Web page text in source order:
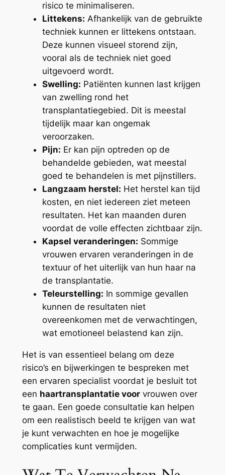
risico te minimaliseren.
Littekens: Afhankelijk van de gebruikte
techniek kunnen er littekens ontstaan.
Deze kunnen visueel storend zijn,
vooral als de techniek niet goed
uitgevoerd wordt.
Swelling: Patiënten kunnen last krijgen
van zwelling rond het
transplantatiegebied. Dit is meestal
tijdelijk maar kan ongemak
veroorzaken.
Pijn: Er kan pijn optreden op de
behandelde gebieden, wat meestal
goed te behandelen is met pijnstillers.
Langzaam herstel: Het herstel kan tijd
kosten, en niet iedereen ziet meteen
resultaten. Het kan maanden duren
voordat de volle effecten zichtbaar zijn.
Kapsel veranderingen: Sommige
vrouwen ervaren veranderingen in de
textuur of het uiterlijk van hun haar na
de transplantatie.
Teleurstelling: In sommige gevallen
kunnen de resultaten niet
overeenkomen met de verwachtingen,
wat emotioneel belastend kan zijn.
Het is van essentieel belang om deze
risico’s en bijwerkingen te bespreken met
een ervaren specialist voordat je besluit tot
een haartransplantatie voorvrouwen over
te gaan. Een goede consultatie kan helpen
om een realistisch beeld te krijgen van wat
je kunt verwachten en hoe je mogelijke
complicaties kunt vermijden.